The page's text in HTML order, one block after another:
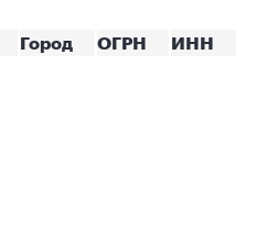
Город ОГРН ИНН